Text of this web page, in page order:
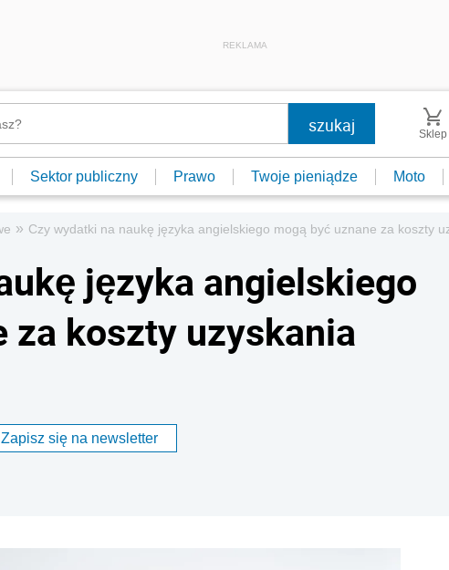
REKLAMA
Sklep
Sektor publiczny Prawo Twoje pieniądze Moto
» Czy wydatki na naukę języka angielskiego mogą być uznane za koszty
języka angielskiego
za koszty uzyskania
Zapisz się na newsletter